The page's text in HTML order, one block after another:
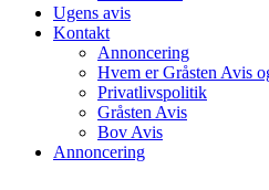
Ugens avis
Kontakt
Annoncering
Hvem er Gråsten Avis
Privatlivspolitik
Gråsten Avis
Bov Avis
Annoncering